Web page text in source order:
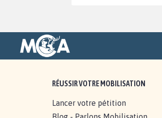
RÉUSSIR VOTRE MOBILISATION
Lancer votre pétition